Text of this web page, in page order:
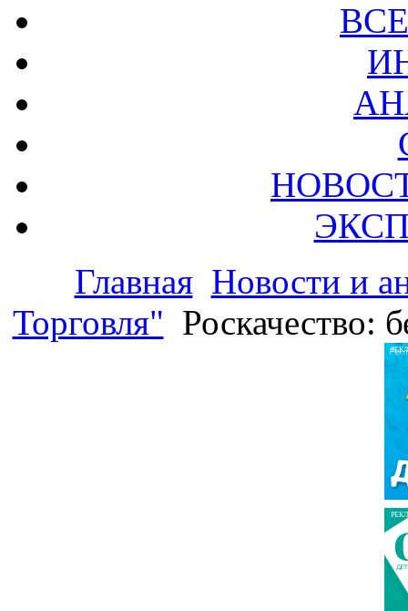
Главная Новости и
Торговля" Роскачество: